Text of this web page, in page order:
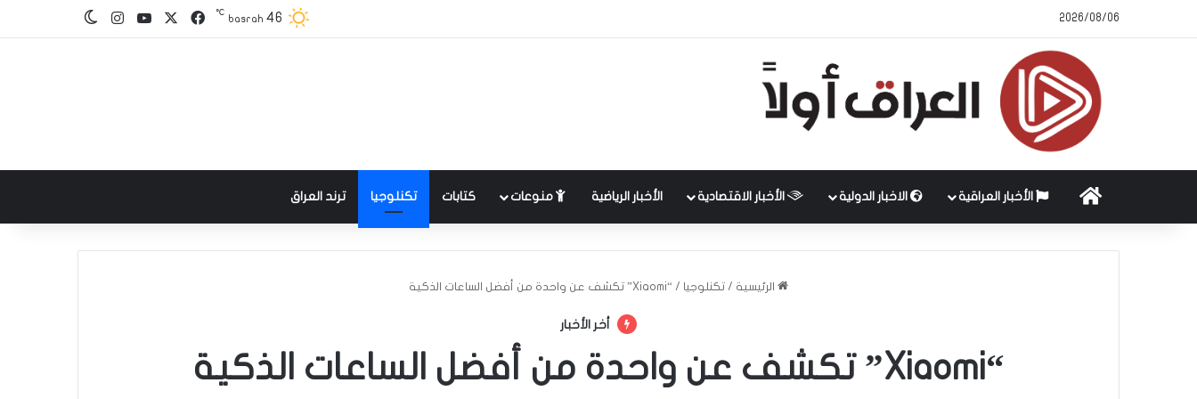
2026/08/06
basrah 46
℃ فيسبوك‫YouTube
انستقرامالوضع المظلم
الرئيسية الأخبار العراقية الاخبار الدولية الأخبار الاقتصادية الأخبار الرياضية منوعات كتابات تكنلوجيا ترند العراق
الرئيسية / تكنلوجيا / “Xiaomi” تكشف عن واحدة من أفضل الساعات الذكية
أخر الأخبار
“Xiaomi” تكشف عن واحدة من أفضل الساعات الذكية